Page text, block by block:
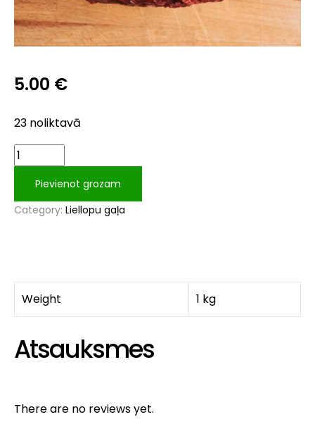
5.00 €
23 noliktavā
Pievienot grozam
Category: Liellopu gaļa
Weight 1 kg
Atsauksmes
There are no reviews yet.